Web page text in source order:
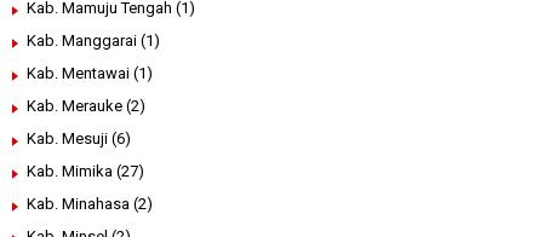
Kab. Mamuju Tengah (1)
Kab. Manggarai (1)
Kab. Mentawai (1)
Kab. Merauke (2)
Kab. Mesuji (6)
Kab. Mimika (27)
Kab. Minahasa (2)